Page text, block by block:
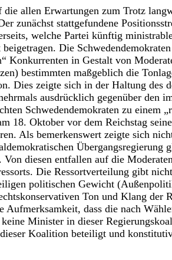
allen Erwartungen zum Trotz
zunächst stattgefundene
welche Partei künftig
Die
Konkurrenten in Gestalt von
bestimmten maßgeblich die
Dies zeigte sich in der Haltung des
ausdrücklich gegenüber den
Schwedendemokraten zu einem
18. Oktober vor dem Reichstag
Als bemerkenswert zeigte sich
Übergangsregierung
diesen entfallen auf die
Die Ressortverteilung gibt
politischen Gewicht
Ton und Klang der
Aufmerksamkeit, dass die nach
keine Minister in dieser
Koalition beteiligt und